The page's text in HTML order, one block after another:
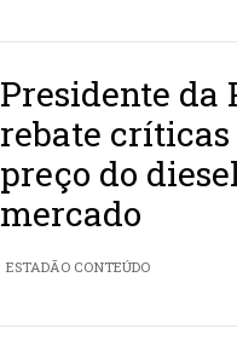
Presidente da
rebate críticas
preço do
mercado
ESTADÃO CONTEÚDO